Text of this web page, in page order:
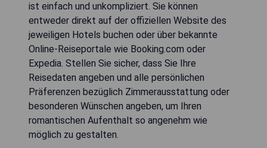
ist einfach und unkompliziert. Sie können
entweder direkt auf der offiziellen Website des
jeweiligen Hotels buchen oder über bekannte
Online-Reiseportale wie Booking.com oder
Expedia. Stellen Sie sicher, dass Sie Ihre
Reisedaten angeben und alle persönlichen
Präferenzen bezüglich Zimmerausstattung oder
besonderen Wünschen angeben, um Ihren
romantischen Aufenthalt so angenehm wie
möglich zu gestalten.